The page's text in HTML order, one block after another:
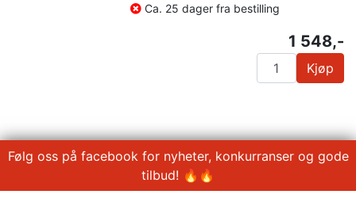
Ca. 25 dager fra bestilling
1 548,-
Kjøp
Følg oss på facebook for nyheter, konkurranser og gode
tilbud! 🔥🔥